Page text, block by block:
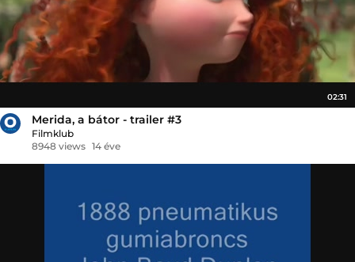
02:31
Merida, a bátor - trailer #3
Filmklub
8948 views 14 éve